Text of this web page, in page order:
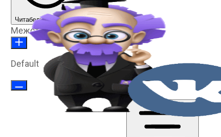
Читабельный шрифт
Межстрочное расстояние
Default